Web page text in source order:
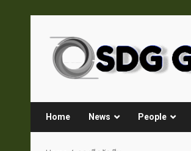
content
Home News People